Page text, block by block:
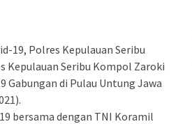
19, Polres Kepulauan Seribu
Kepulauan Seribu Kompol Zaroki
Gabungan di Pulau Untung Jawa
bersama dengan TNI Koramil